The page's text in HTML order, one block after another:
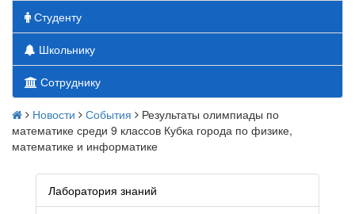
Студенту
Школьнику
Сотруднику
Новости События
Результаты олимпиады по
математике среди 9 классов Кубка города по физике,
математике и информатике
Лаборатория знаний